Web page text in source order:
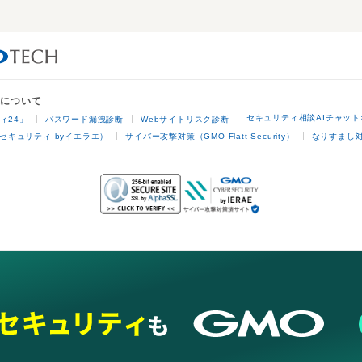
ついて
24」 パスワード漏洩診断 Webサイトリスク診断 セキュリティ相談AIチャット
キュリティ byイエラエ） サイバー攻撃対策（GMO Flatt Security） なりすまし